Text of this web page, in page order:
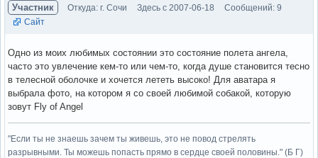
Участник Откуда: г. Сочи Здесь с 2007-06-18
Сообщений: 9
Сайт
Одно из моих любимых состоянии это состояние полета ангела,
часто это увлечение кем-то или чем-то, когда душе становится тесно
в телесной оболочке и хочется лететь высоко! Для аватара я
выбрала фото, на котором я со своей любимой собакой, которую
зовут Fly of Angel
"Если ты не знаешь зачем ты живешь, это не повод стрелять
разрывными. Ты можешь попасть прямо в сердце своей половины." (Б Г)